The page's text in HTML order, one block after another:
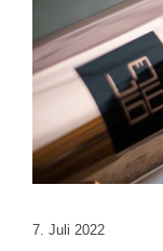
7. Juli 2022